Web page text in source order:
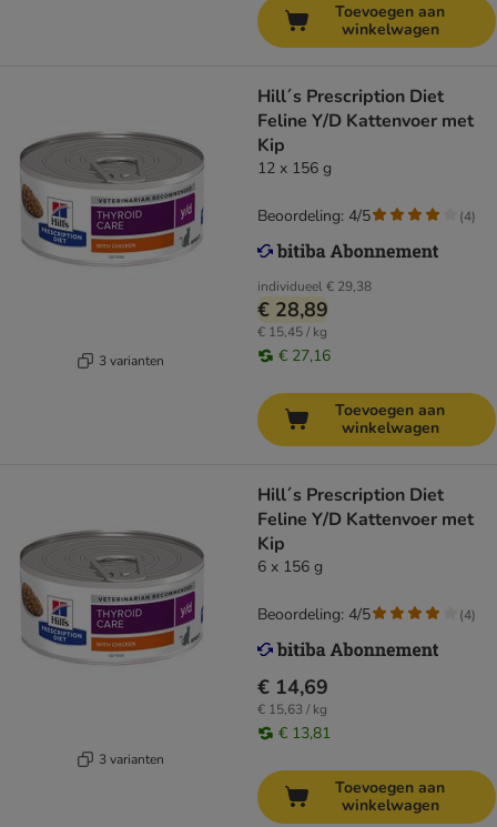
Toevoegen aan
winkelwagen
3 varianten
Hill´s Prescription Diet
Feline Y/D Kattenvoer met
Kip
12 x 156 g
individueel€ 29,38
€ 28,89
€ 15,45 / kg
€ 27,16
Beoordeling: 4/5 (4)
Toevoegen aan
winkelwagen
3 varianten
Hill´s Prescription Diet
Feline Y/D Kattenvoer met
Kip
6 x 156 g
€ 14,69
€ 15,63 / kg
€ 13,81
Beoordeling: 4/5 (4)
Toevoegen aan
winkelwagen